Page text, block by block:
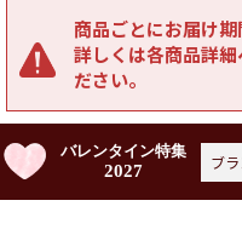
商品ごとにお届け期
詳しくは各商品詳
ださい。
バレンタイン特集
2027 ブ